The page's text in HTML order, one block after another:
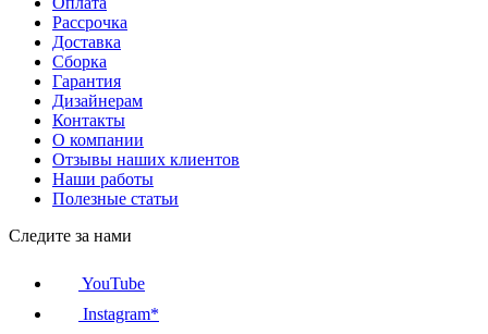
Рассрочка
Доставка
Сборка
Гарантия
Дизайнерам
Контакты
О компании
Отзывы наших клиентов
Наши работы
Полезные статьи
Следите за нами
YouTube
Instagram*